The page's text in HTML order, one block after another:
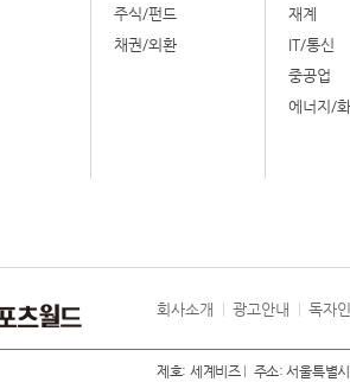
주식/펀드
채권/외환
재계
IT/통신
중공업
에너지/
회사소개 광고안내 독자
제호: 세계비즈 주소: 서울특별